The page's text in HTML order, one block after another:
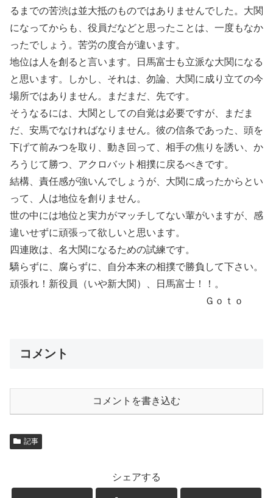
るまでの苦渋は並大抵のものではありませんでした。大関
になってからも、役員だなどと思ったことは、一度もなか
ったでしょう。苦労の度合が違います。
地位は人を創ると言います。日馬富士も立派な大関になる
と思います。しかし、それは、勿論、大関に成り立ての今
場所ではありません。まだまだ、先です。
そうなるには、大関としての自覚は必要ですが、まだま
だ、安馬でなければなりません。彼の信条であった、頭を
下げて前みつを取り、動き回って、相手の焦りを誘い、か
ろうじて勝つ、アクロバット相撲に戻るべきです。
結構、責任感が強いんでしょうが、大関に成ったからとい
って、人は地位を創りません。
世の中には地位と実力がマッチしてない輩がいますが、感
違いせずに頑張って欲しいと思います。
四連敗は、名大関になるための試練です。
驕らずに、腐らずに、自分本来の相撲で勝負して下さい。
頑張れ！新役員（いや新大関）、日馬富士！！。
Ｇｏｔｏ
コメント
コメントを書き込む
記事
シェアする